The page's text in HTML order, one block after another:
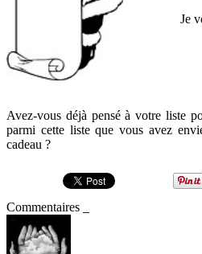
Je
Avez-vous déjà pensé à votre liste
parmi cette liste que vous avez
cadeau ?
Commentaires